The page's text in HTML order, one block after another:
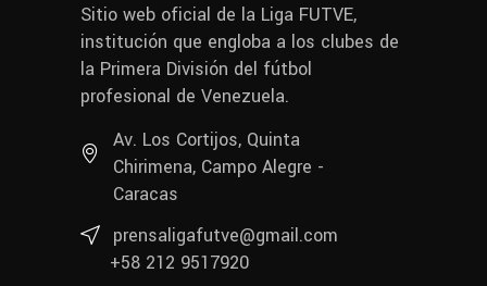
Sitio web oficial de la Liga FUTVE,
institución que engloba a los clubes de
la Primera División del fútbol
profesional de Venezuela.
Av. Los Cortijos, Quinta
Chirimena, Campo Alegre -
Caracas
prensaligafutve@gmail.com
+58 212 9517920